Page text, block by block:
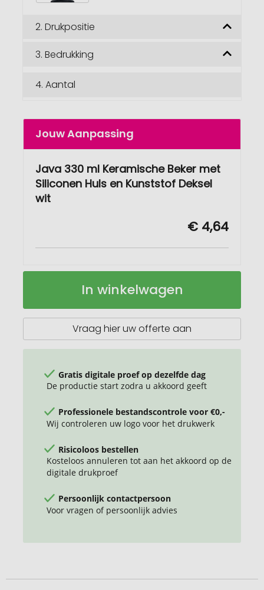
2. Drukpositie
3. Bedrukking
4. Aantal
Jouw Aanpassing
Java 330 ml Keramische Beker met
Siliconen Huls en Kunststof Deksel
wit
€ 4,64
Java
keramische
kunststof
Op
In winkelwagen
Vraag hier uw offerte aan
Gratis digitale proef op dezelfde dag
De productie start zodra u akkoord geeft
Professionele bestandscontrole voor €0,-
Wij controleren uw logo voor het drukwerk
Risicoloos bestellen
Kosteloos annuleren tot aan het akkoord op de
digitale drukproef
Persoonlijk contactpersoon
Voor vragen of persoonlijk advies